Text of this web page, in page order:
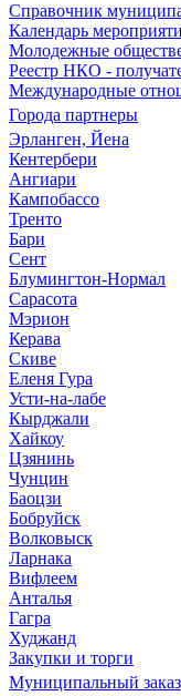
Справочник
Календарь
Молодежные
Реестр НКО -
Международные
Города партнеры
Эрланген, Йена
Кентербери
Ангиари
Кампобассо
Тренто
Бари
Сент
Блумингтон-Нормал
Сарасота
Мэрион
Керава
Скиве
Еленя Гура
Усти-на-лабе
Кырджали
Хайкоу
Цзянинь
Чунцин
Баоцзи
Бобруйск
Волковыск
Ларнака
Вифлеем
Анталья
Гагра
Худжанд
Закупки и торги
Муниципальный заказ